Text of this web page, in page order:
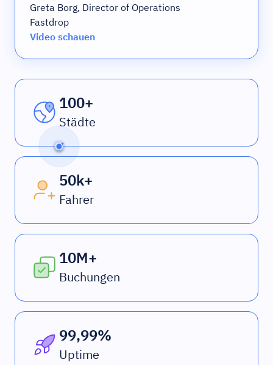
Greta Borg, Director of Operations
Fastdrop
Video schauen
100+
Städte
50k+
Fahrer
10M+
Buchungen
99,99%
Uptime